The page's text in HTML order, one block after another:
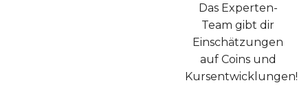
Das Experten-
Team gibt dir
Einschätzungen
auf Coins und
Kursentwicklungen!